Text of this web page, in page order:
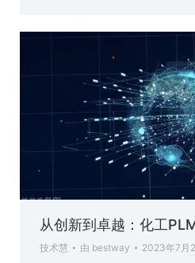
从创新到卓越：化工
技术慧 由 bestway 2023年7月